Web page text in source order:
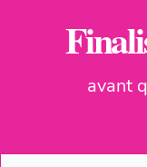
avant